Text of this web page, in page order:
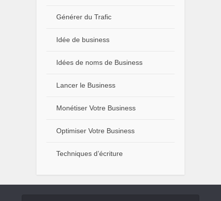
Générer du Trafic
Idée de business
Idées de noms de Business
Lancer le Business
Monétiser Votre Business
Optimiser Votre Business
Techniques d’écriture